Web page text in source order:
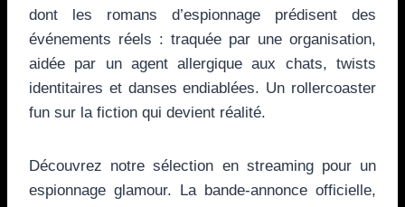
dont les romans d’espionnage prédisent des
événements réels : traquée par une organisation,
aidée par un agent allergique aux chats, twists
identitaires et danses endiablées. Un rollercoaster
fun sur la fiction qui devient réalité.
Découvrez notre sélection en streaming pour un
espionnage glamour. La bande-annonce officielle,